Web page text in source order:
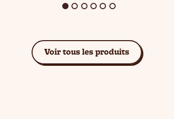
Voir tous les produits